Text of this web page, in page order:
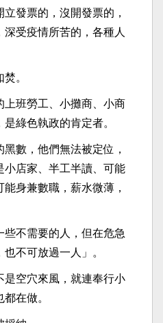
發票的，沒開發票的，
受疫情所苦的，各種人
。
上班勞工、小攤商、小商
綠色執政的肯定者。
數，他們無法被定位，
小店家、半工半讀、可能
身兼數職，薪水微薄，
不需要的人，但在危急
不可放過一人」。
是空穴來風，就連奉行小
在做。